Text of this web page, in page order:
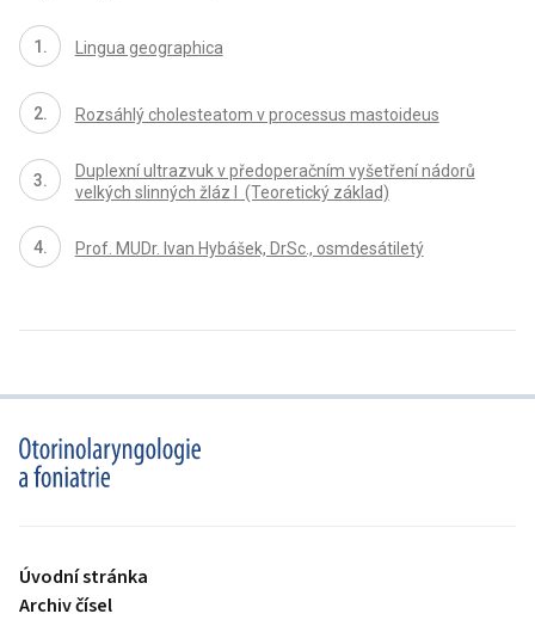
Lingua geographica
Rozsáhlý cholesteatom v processus mastoideus
Duplexní ultrazvuk v předoperačním vyšetření nádorů
velkých slinných žláz I (Teoretický základ)
Prof. MUDr. Ivan Hybášek, DrSc., osmdesátiletý
proLékaře.cz
Úvodní stránka
Archiv čísel